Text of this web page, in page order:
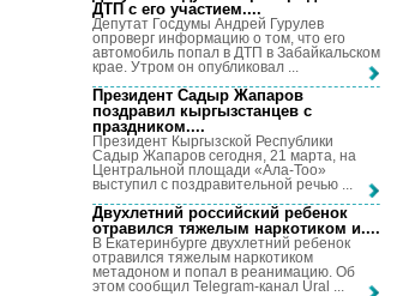
ДТП с его участием....
Депутат Госдумы Андрей Гурулев
опроверг информацию о том, что его
автомобиль попал в ДТП в Забайкальском
крае. Утром он опубликовал ...
Президент Садыр Жапаров
поздравил кыргызстанцев с
праздником....
Президент Кыргызской Республики
Садыр Жапаров сегодня, 21 марта, на
Центральной площади «Ала-Тоо»
выступил с поздравительной речью ...
Двухлетний российский ребенок
отравился тяжелым наркотиком и....
В Екатеринбурге двухлетний ребенок
отравился тяжелым наркотиком
метадоном и попал в реанимацию. Об
этом сообщил Telegram-канал Ural ...